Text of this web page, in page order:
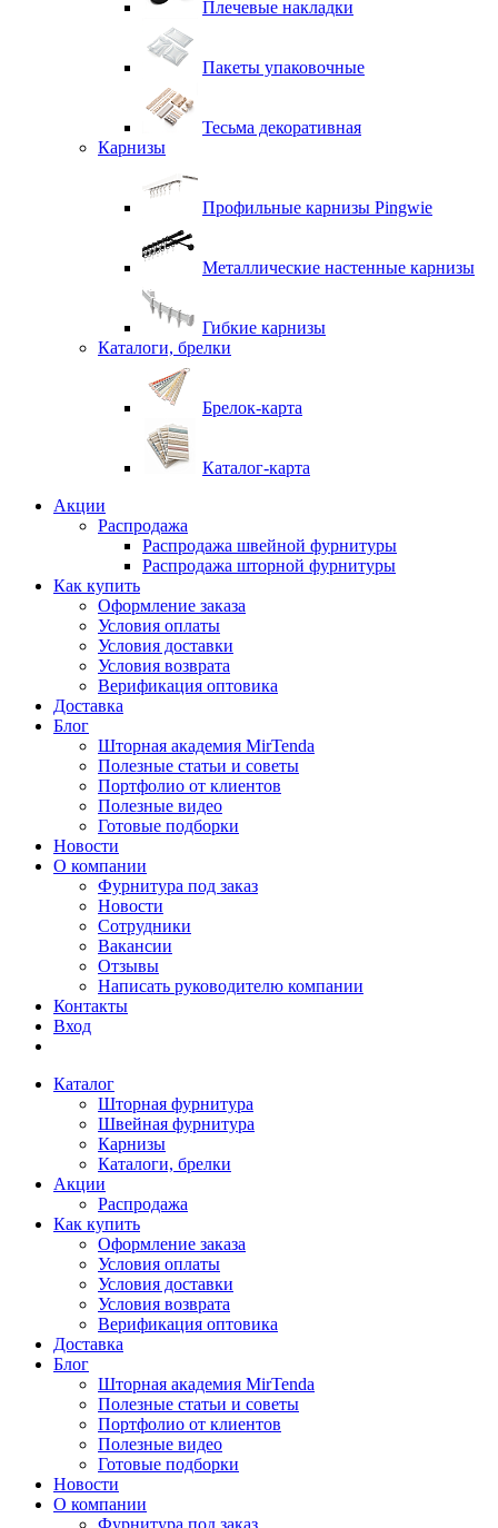
Плечевые накладки
Пакеты упаковочные
Тесьма декоративная
Карнизы
Профильные карнизы Pingwie
Металлические настенные карнизы
Гибкие карнизы
Каталоги, брелки
Брелок-карта
Каталог-карта
Акции
Распродажа
Распродажа швейной фурнитуры
Распродажа шторной фурнитуры
Как купить
Оформление заказа
Условия оплаты
Условия доставки
Условия возврата
Верификация оптовика
Доставка
Блог
Шторная академия MirTenda
Полезные статьи и советы
Портфолио от клиентов
Полезные видео
Готовые подборки
Новости
О компании
Фурнитура под заказ
Новости
Сотрудники
Вакансии
Отзывы
Написать руководителю компании
Контакты
Вход
Каталог
Шторная фурнитура
Швейная фурнитура
Карнизы
Каталоги, брелки
Акции
Распродажа
Как купить
Оформление заказа
Условия оплаты
Условия доставки
Условия возврата
Верификация оптовика
Доставка
Блог
Шторная академия MirTenda
Полезные статьи и советы
Портфолио от клиентов
Полезные видео
Готовые подборки
Новости
О компании
Фурнитура под заказ